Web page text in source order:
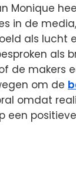
Monique
in de
als lucht
als
de makers
om de
omdat
een